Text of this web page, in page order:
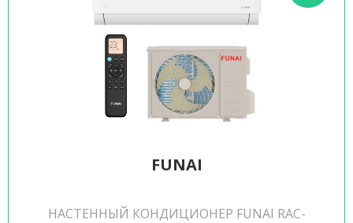
FUNAI
НАСТЕННЫЙ КОНДИЦИОНЕР FUNAI RAC-